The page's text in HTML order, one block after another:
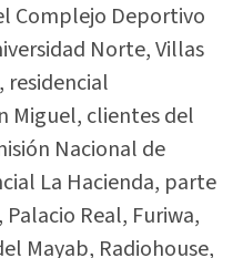
Complejo Deportivo
Norte, Villas
residencial
Miguel, clientes del
Nacional de
La Hacienda, parte
Real, Furiwa,
Mayab, Radiohouse,